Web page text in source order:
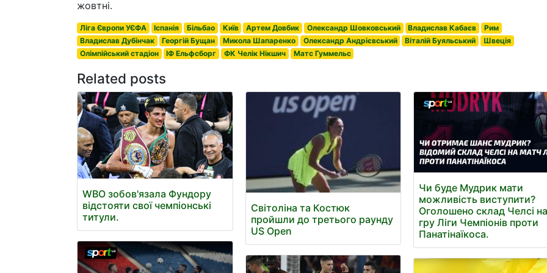
жовтні.
Ліга Європи УЄФА Іспанія Більбао Київ Артем Довбик Олександр Шовковський Владислав Кабаєв
Рим
Владислав Дубінчак
Георгій Бущан Микола Шапаренко Олександр Андрієвський Віталій Буяльський
Швеція
Олімпійський стадіон
ІФ Ельфсборг ФК Челік Нікшич Матс Гуммельс
Related posts
WBO зобов'язала Фундору
відстояти свої чемпіонські
титули.
Світоліна та Костюк
пройшли до третього раунду
US Open
Чи буде Мудрик мати
можливість виступити?
Оголошено склад Челсі
гру Ліги Чемпіонів проти
Панатінаїкоса.